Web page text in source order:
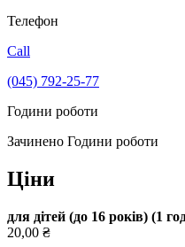
Телефон
Call
(045) 792-25-77
Години роботи
Зачинено Години роботи
Ціни
для дітей (до 16 років) (1
20,00 ₴